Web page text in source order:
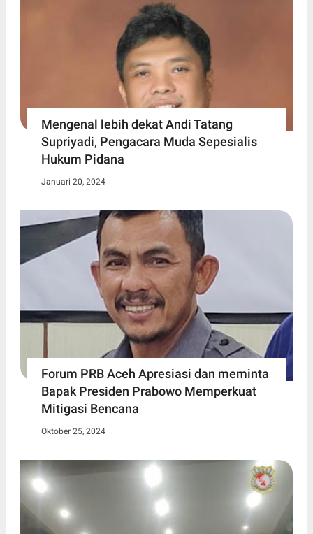
Mengenal lebih dekat Andi Tatang
Supriyadi, Pengacara Muda Sepesialis
Hukum Pidana
Januari 20, 2024
Forum PRB Aceh Apresiasi dan meminta
Bapak Presiden Prabowo Memperkuat
Mitigasi Bencana
Oktober 25, 2024